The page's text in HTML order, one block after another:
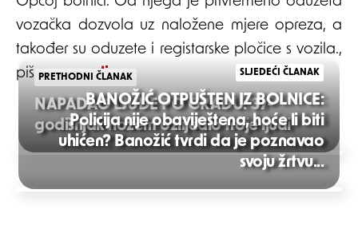
vozačka dozvola uz naložene mjere opreza, a
također su oduzete i registarske pločice s vozila.,
pišeevarazdin
Post
navigation
PRETHODNI ČLANAK
NAPADAO LJUDE PO GRADU: 37-
godišnjak nožem ozlijedio troje ljudi
SLJEDEĆI ČLANAK
BANOŽIĆ OTPUŠTEN IZ BOLNICE:
Policija nije obaviještena, hoće li biti
uhićen? Banožić tvrdi da je poznavao
svoju žrtvu...